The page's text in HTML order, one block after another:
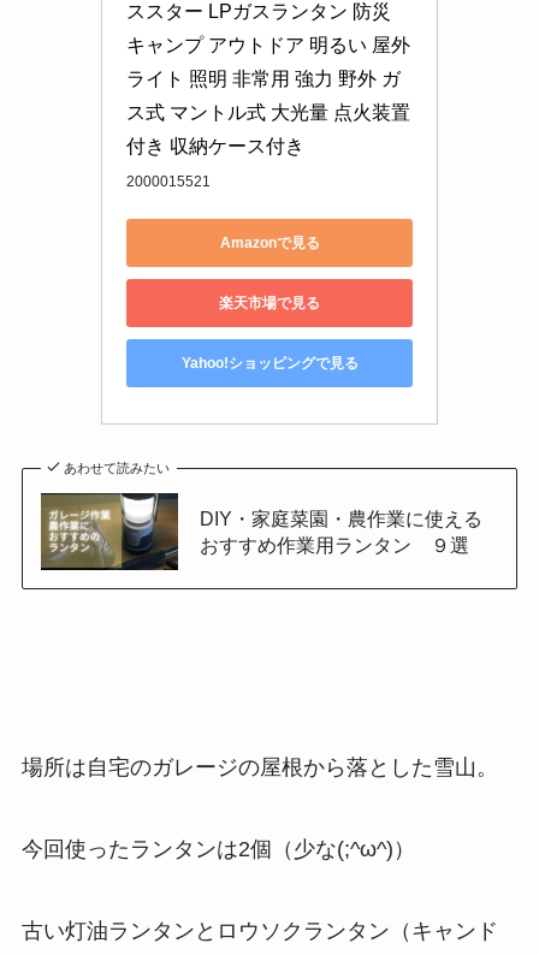
ススター LPガスランタン 防災
キャンプ アウトドア 明るい 屋外
ライト 照明 非常用 強力 野外 ガ
ス式 マントル式 大光量 点火装置
付き 収納ケース付き
2000015521
Amazonで見る
楽天市場で見る
Yahoo!ショッピングで見る
あわせて読みたい
DIY・家庭菜園・農作業に使える
おすすめ作業用ランタン ９選
場所は自宅のガレージの屋根から落とした雪山。
今回使ったランタンは2個（少な(;^ω^)）
古い灯油ランタンとロウソクランタン（キャンド